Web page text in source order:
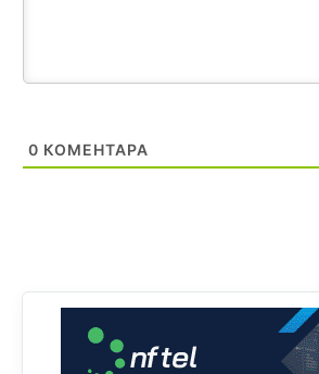
0 КОМЕНТАРА
pusti ih ciganija...pocetkom ovog
Radovana i Ratka kaki su oni srbi...i
besjedi znam ja dobro sta je bilo u Ag-